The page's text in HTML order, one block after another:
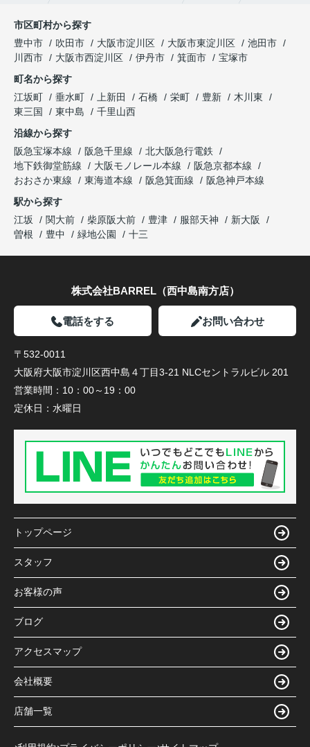
市区町村から探す
豊中市
吹田市 大阪市淀川区 大阪市東淀川区
池田市
川西市
大阪市西淀川区 伊丹市 箕面市
宝塚市
町名から探す
江坂町
垂水町 上新田 石橋 栄町 豊新
木川東
東三国
東中島
千里山西
沿線から探す
阪急宝塚本線
阪急千里線
北大阪急行電鉄
地下鉄御堂筋線
大阪モノレール本線
阪急京都本線
おおさか東線
東海道本線 阪急箕面線
阪急神戸本線
駅から探す
江坂
関大前 柴原阪大前 豊津 服部天神
新大阪
曽根
豊中 緑地公園 十三
株式会社BARREL（西中島南方店）
電話をする お問い合わせ
〒532-0011
大阪府大阪市淀川区西中島４丁目3-21 NLCセントラルビル 201
営業時間： 10：00～19：00
定休日： 水曜日
トップページ
スタッフ
お客様の声
ブログ
アクセスマップ
会社概要
店舗一覧